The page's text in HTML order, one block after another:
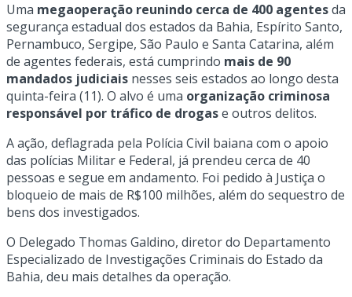
Uma megaoperação reunindo cerca de 400 agentesda
segurança estadual dos estados da Bahia, Espírito Santo,
Pernambuco, Sergipe, São Paulo e Santa Catarina, além
de agentes federais, está cumprindo mais de 90
mandados judiciais nesses seis estados ao longo desta
quinta-feira (11). O alvo é uma organização criminosa
responsável por tráfico de drogase outros delitos.
A ação, deflagrada pela Polícia Civil baiana com o apoio
das polícias Militar e Federal, já prendeu cerca de 40
pessoas e segue em andamento. Foi pedido à Justiça o
bloqueio de mais de R$100 milhões, além do sequestro de
bens dos investigados.
O Delegado Thomas Galdino, diretor do Departamento
Especializado de Investigações Criminais do Estado da
Bahia, deu mais detalhes da operação.